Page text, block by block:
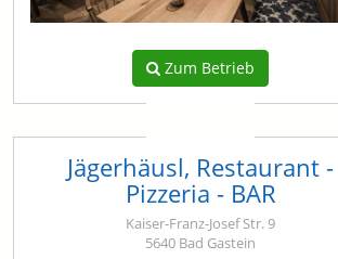
Zum Betrieb
Jägerhäusl, Restaurant -
Pizzeria - BAR
Kaiser-Franz-Josef Str. 9
5640 Bad Gastein